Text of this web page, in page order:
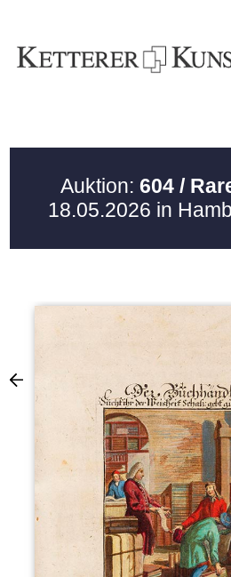
Auktion: 604 /
18.05.2026 in